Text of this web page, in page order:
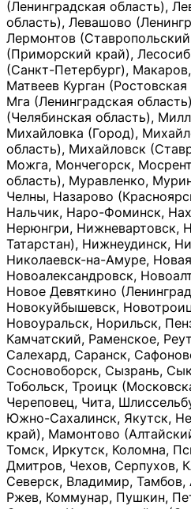
(Ленинградская область),
область), Левашово
Лермонтов
(Приморский край),
(Санкт-Петербург),
Матвеев Курган
Мга (Ленинградская
(Челябинская область),
Михайловка (Город),
область), Михайловск
Можга, Мончегорск,
область), Муравленко,
Челны, Назарово
Нальчик, Наро-Фоминск,
Нерюнгри, Нижневартовск,
Татарстан), Нижнеудинск,
Николаевск-на-Амуре,
Новоалександровск,
Новое Девяткино
Новокуйбышевск,
Новоуральск, Норильск,
Камчатский, Раменское,
Салехард, Саранск,
Сосновоборск, Сызрань,
Тобольск, Троицк
Череповец, Чита,
Южно-Сахалинск, Якутск,
край), Мамонтово
Томск, Иркутск, Коломна,
Дмитров, Чехов, Серпухов,
Северск, Владимир, Тамбов,
Ржев, Коммунар, Пушкин,